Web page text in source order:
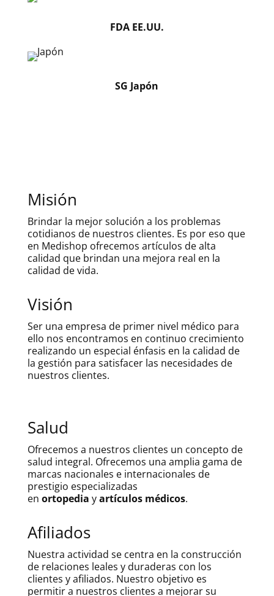
FDA EE.UU.
SG Japón
Misión
Brindar la mejor solución a los problemas
cotidianos de nuestros clientes. Es por eso que
en Medishop ofrecemos artículos de alta
calidad que brindan una mejora real en la
calidad de vida.
Visión
Ser una empresa de primer nivel médico para
ello nos encontramos en continuo crecimiento
realizando un especial énfasis en la calidad de
la gestión para satisfacer las necesidades de
nuestros clientes.
Salud
Ofrecemos a nuestros clientes un concepto de
salud integral. Ofrecemos una amplia gama de
marcas nacionales e internacionales de
prestigio especializadas
en ortopedia yartículos médicos.
Afiliados
Nuestra actividad se centra en la construcción
de relaciones leales y duraderas con los
clientes y afiliados. Nuestro objetivo es
permitir a nuestros clientes a mejorar su